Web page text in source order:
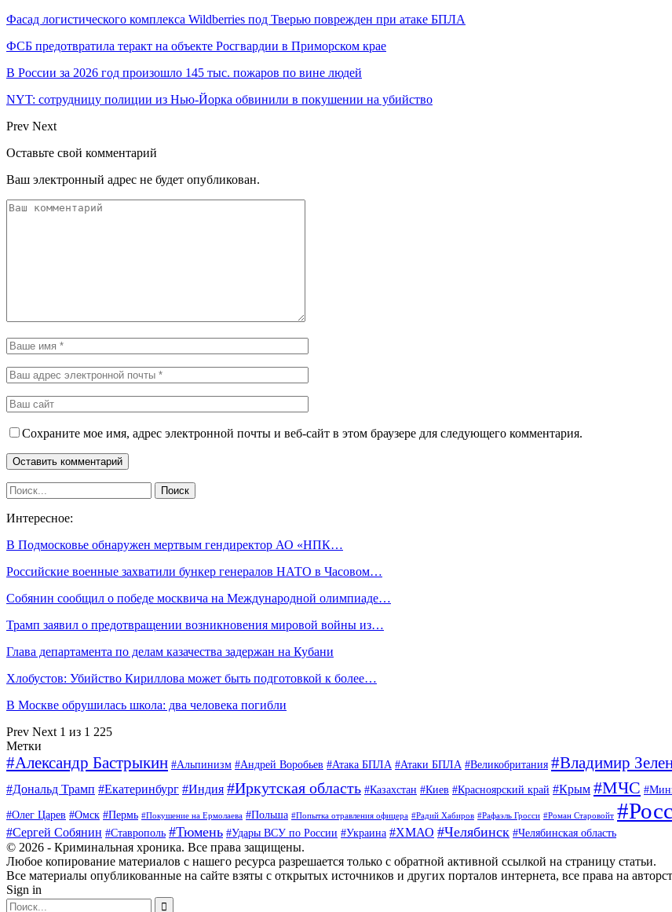
Фасад логистического комплекса Wildberries под Тверью поврежден при атаке БПЛА
ФСБ предотвратила теракт на объекте Росгвардии в Приморском крае
В России за 2026 год произошло 145 тыс. пожаров по вине людей
NYT: сотрудницу полиции из Нью-Йорка обвинили в покушении на убийство
Prev Next
Оставьте свой комментарий
Ваш электронный адрес не будет опубликован.
Сохраните мое имя, адрес электронной почты и веб-сайт в этом браузере для следующего комментария.
Интересное:
В Подмосковье обнаружен мертвым гендиректор АО «НПК…
Российские военные захватили бункер генералов НАТО в Часовом…
Собянин сообщил о победе москвича на Международной олимпиаде…
Трамп заявил о предотвращении возникновения мировой войны из…
Глава департамента по делам казачества задержан на Кубани
Хлобустов: Убийство Кириллова может быть подготовкой к более…
В Москве обрушилась школа: два человека погибли
Prev Next 1 из 1 225
Метки
#Александр Бастрыкин #Альпинизм #Андрей Воробьев #Атака БПЛА #Атаки БПЛА #Великобритания #Владимир
#Дональд Трамп #Екатеринбург #Индия #Иркутская область #Казахстан #Киев #Красноярский край #Крым #МЧС
#Олег Царев #Омск #Пермь #Покушение на Ермолаева #Польша #Попытка отравления офицера #Радий Хабиров #Рафаэль Гросси #Роман Старовойт
#Сергей Собянин #Ставрополь #Тюмень #Удары ВСУ по России #Украина #ХМАО #Челябинск #Челябинская область
© 2026 - Криминальная хроника. Все права защищены.
Любое копирование материалов с нашего ресурса разрешается только с обратной активной ссылкой на страницу статьи.
Все материалы опубликованные на сайте взяты с открытых источников и других порталов интернета, все права на
Sign in